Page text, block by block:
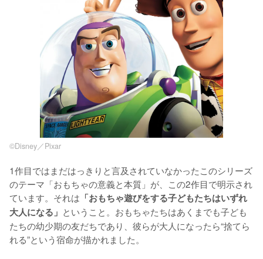
©Disney／Pixar
1作目ではまだはっきりと言及されていなかったこのシリーズ
のテーマ「おもちゃの意義と本質」が、この2作目で明示され
ています。それは 「おもちゃ遊びをする子どもたちはいずれ
大人になる」 ということ。おもちゃたちはあくまでも子ども
たちの幼少期の友だちであり、彼らが大人になったら“捨てら
れる”という宿命が描かれました。